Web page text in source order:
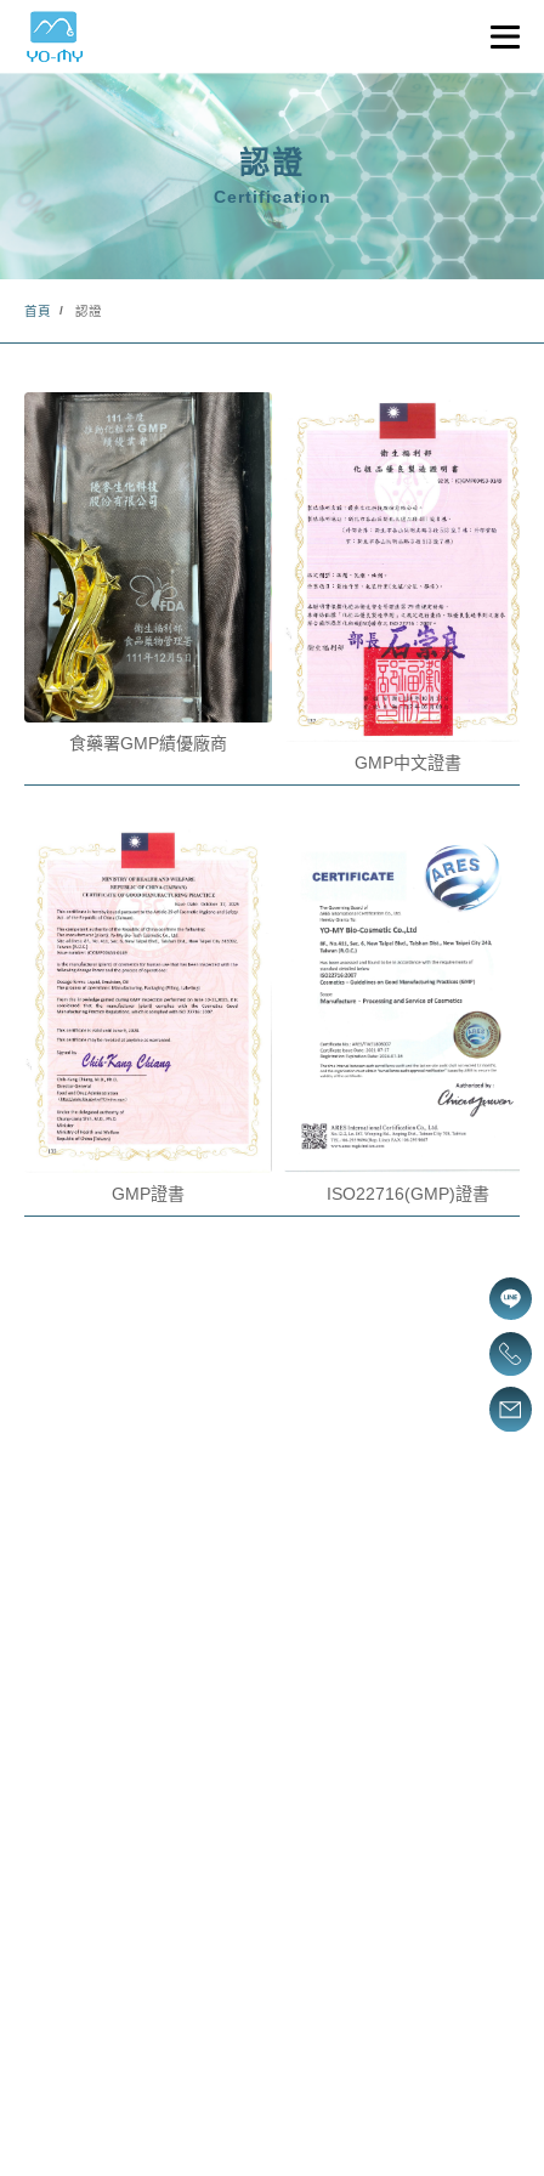
產品及通路服務
設備及認證
協助各式認證申請
認證
Certification
首頁 認證
食藥署GMP績優廠商
GMP中文證書
GMP證書 ISO22716(GMP)證書